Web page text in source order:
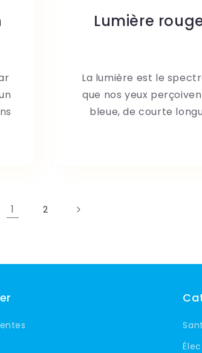
Lumière
La lumière est le
que nos yeux
bleue, de courte
1 2